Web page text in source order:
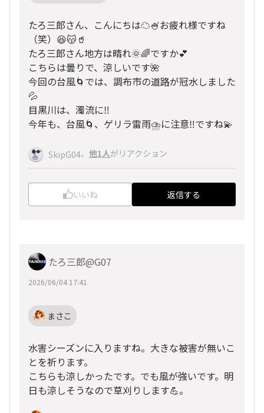
たろ三郎さん、こんにちは☁️🍧お疲れ様ですね
（笑）😆😽🥤
たろ三郎さん地方は晴れ🌞🌈ですか💕
こちらは曇りで、涼しいです🌺
今回の台風🌀では、調布市の道路が冠水しました
💦
目黒川は、濁流に‼️
今年も、台風🌀、ゲリラ雷雨⛈️に注意‼️ですね💫
SkipG04、 他1人がリアクション
いいね 返信する
たろ三郎@G07
2026/06/04 17:41
まさこ
水害シーズンに入りますね。大きな被害が無いこ
とを祈ります。
こちらも涼しかったです。でも風が強いです。明
日も涼しそうなので草刈りします💪。